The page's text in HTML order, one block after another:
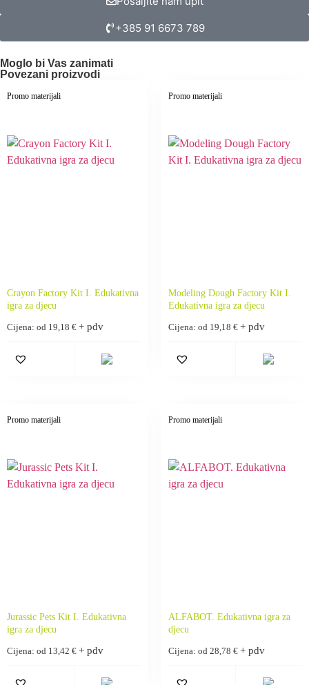
+385 91 6673 789
Moglo bi Vas zanimati
Povezani proizvodi
Promo materijali
Crayon Factory Kit I. Edukativna
igra za djecu
Cijena: od 19,18 € + pdv
Promo materijali
Modeling Dough Factory Kit I.
Edukativna igra za djecu
Cijena: od 19,18 € + pdv
Promo materijali
Jurassic Pets Kit I. Edukativna
igra za djecu
Cijena: od 13,42 € + pdv
Promo materijali
ALFABOT. Edukativna igra za
djecu
Cijena: od 28,78 € + pdv